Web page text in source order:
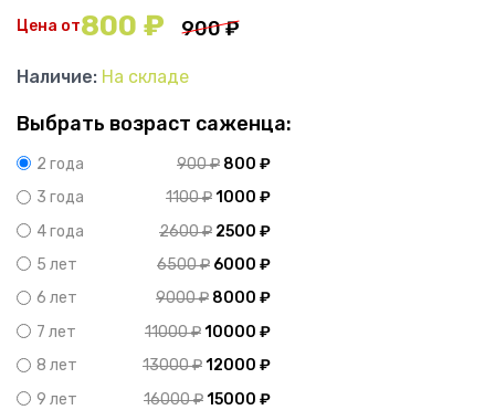
Цена от 900₽
800 ₽
Наличие: На складе
Выбрать возраст саженца:
2 года 900₽ 800 ₽
3 года
1100₽1000 ₽
4 года
2600₽ 2500 ₽
5 лет
6500₽ 6000 ₽
6 лет
9000₽ 8000 ₽
7 лет
11000₽10000 ₽
8 лет
13000₽12000 ₽
9 лет
16000₽15000 ₽